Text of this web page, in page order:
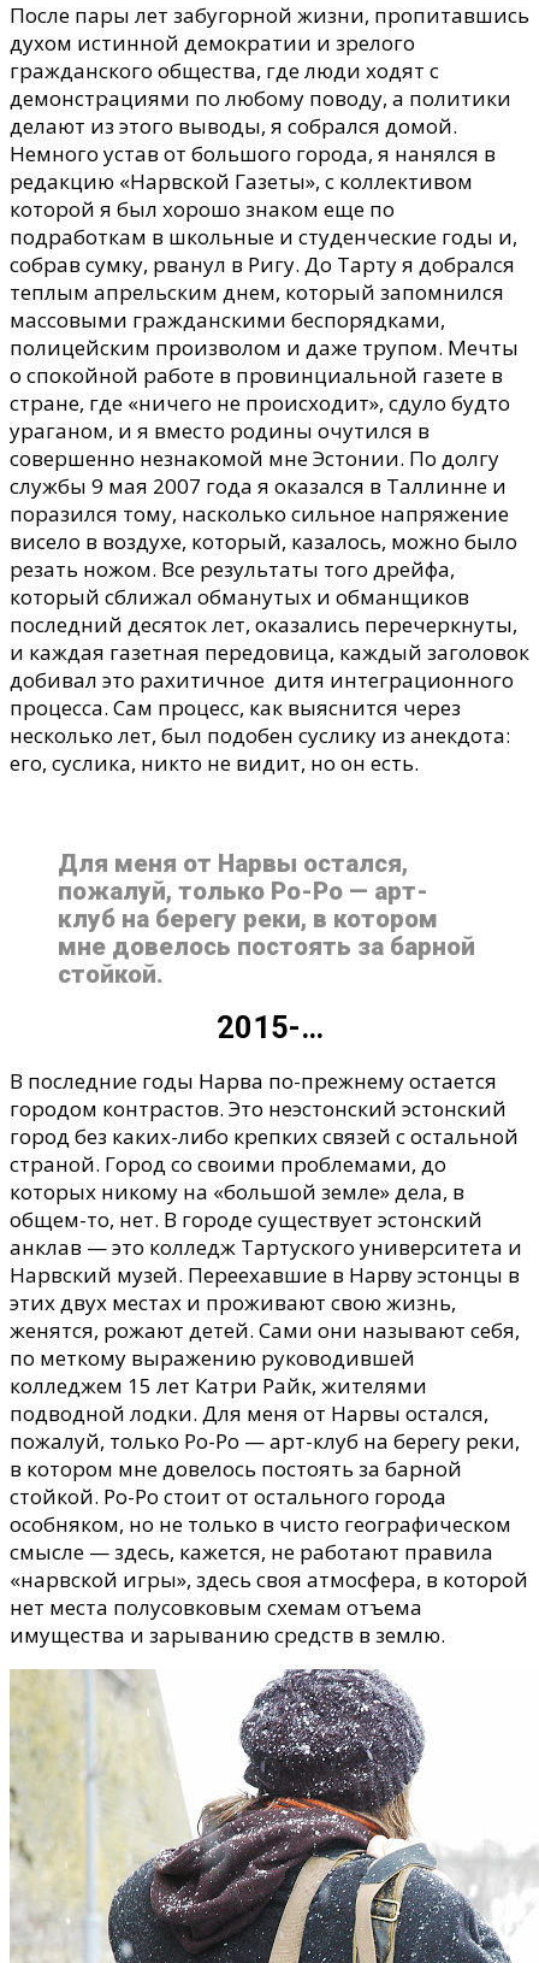
После пары лет забугорной жизни, пропитавшись
духом истинной демократии и зрелого
гражданского общества, где люди ходят с
демонстрациями по любому поводу, а политики
делают из этого выводы, я собрался домой.
Немного устав от большого города, я нанялся в
редакцию «Нарвской Газеты», с коллективом
которой я был хорошо знаком еще по
подработкам в школьные и студенческие годы и,
собрав сумку, рванул в Ригу. До Тарту я добрался
теплым апрельским днем, который запомнился
массовыми гражданскими беспорядками,
полицейским произволом и даже трупом. Мечты
о спокойной работе в провинциальной газете в
стране, где «ничего не происходит», сдуло будто
ураганом, и я вместо родины очутился в
совершенно незнакомой мне Эстонии. По долгу
службы 9 мая 2007 года я оказался в Таллинне и
поразился тому, насколько сильное напряжение
висело в воздухе, который, казалось, можно было
резать ножом. Все результаты того дрейфа,
который сближал обманутых и обманщиков
последний десяток лет, оказались перечеркнуты,
и каждая газетная передовица, каждый заголовок
добивал это рахитичное дитя интеграционного
процесса. Сам процесс, как выяснится через
несколько лет, был подобен суслику из анекдота:
его, суслика, никто не видит, но он есть.
Для меня от Нарвы остался,
пожалуй, только Ро-Ро — арт-
клуб на берегу реки, в котором
мне довелось постоять за барной
стойкой.
2015-…
В последние годы Нарва по-прежнему остается
городом контрастов. Это неэстонский эстонский
город без каких-либо крепких связей с остальной
страной. Город со своими проблемами, до
которых никому на «большой земле» дела, в
общем-то, нет. В городе существует эстонский
анклав —это колледж Тартуского университета и
Нарвский музей. Переехавшие в Нарву эстонцы в
этих двух местах и проживают свою жизнь,
женятся, рожают детей. Сами они называют себя,
по меткому выражению руководившей
колледжем 15 лет Катри Райк, жителями
подводной лодки. Для меня от Нарвы остался,
пожалуй, только Ро-Ро —арт-клуб на берегу реки,
в котором мне довелось постоять за барной
стойкой. Ро-Ро стоит от остального города
особняком, но не только в чисто географическом
смысле —здесь, кажется, не работают правила
«нарвской игры», здесь своя атмосфера, в которой
нет места полусовковым схемам отъема
имущества и зарыванию средств в землю.